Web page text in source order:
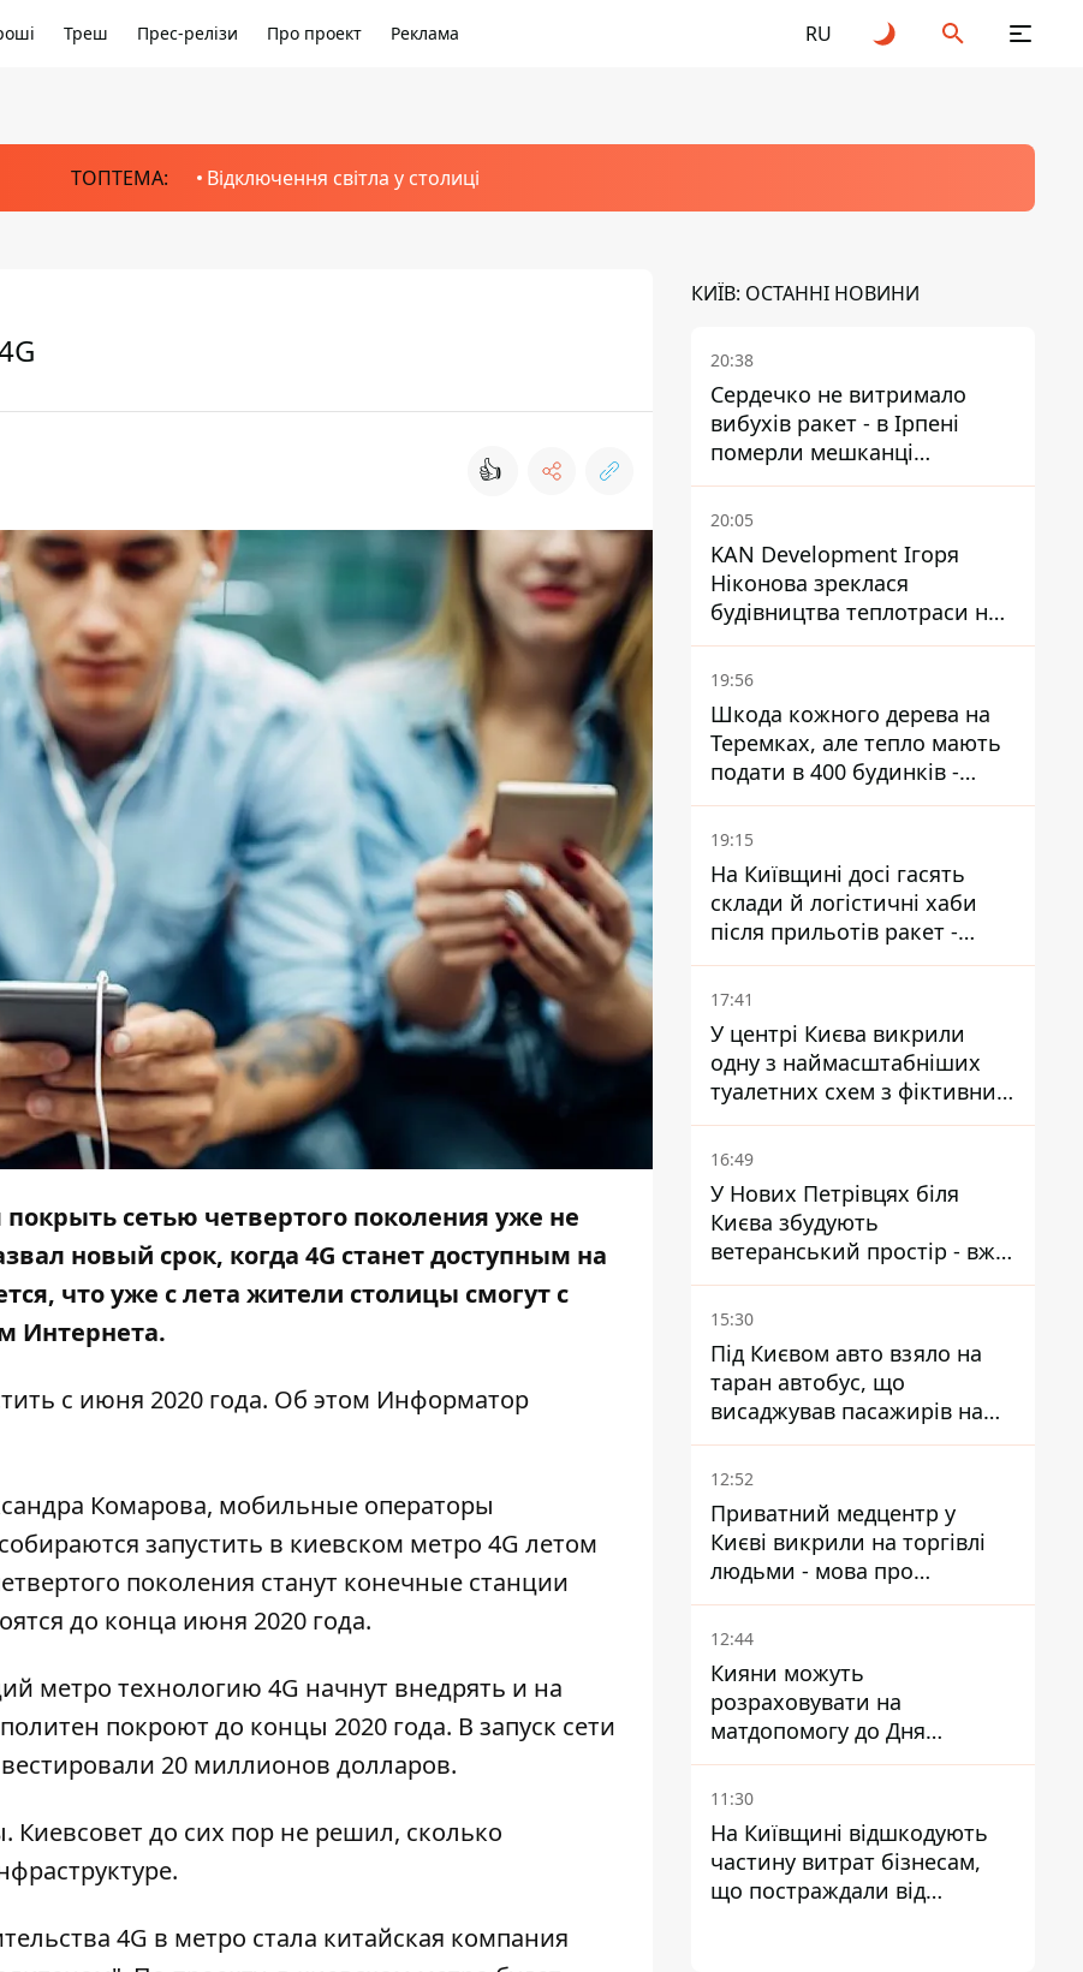
Треш Прес-релізи Про проект Реклама RU
ТОПТЕМА: Відключення світла у столиці
👍
сетью четвертого поколения уже не
новый срок, когда 4G станет доступным на
что уже с лета жители столицы смогут с
Интернета.
с июня 2020 года. Об этом Информатор
Комарова, мобильные операторы
запустить в киевском метро 4G летом
поколения станут конечные станции
до конца июня 2020 года.
метро технологию 4G начнут внедрять и на
покроют до концы 2020 года. В запуск сети
20 миллионов долларов.
Киевсовет до сих пор не решил, сколько
4G в метро стала китайская компания
КИЇВ: ОСТАННІ НОВИНИ
20:38
Сердечко не витримало
вибухів ракет - в Ірпені
померли мешканці
притулку для собак з
інвалідністю
20:05
KAN Development Ігоря
Ніконова зреклася
будівництва теплотраси на
Теремках
19:56
Шкода кожного дерева на
Теремках, але тепло мають
подати в 400 будинків -
депутатка Київради
19:15
На Київщині досі гасять
склади й логістичні хаби
після прильотів ракет -
ДСНС
17:41
У центрі Києва викрили
одну з наймасштабніших
туалетних схем з фіктивним
будинком
16:49
У Нових Петрівцях біля
Києва збудують
ветеранський простір - вже
знайшли проєктанта
15:30
Під Києвом авто взяло на
таран автобус, що
висаджував пасажирів на
зупинці - пасажирка в
лікарні
12:52
Приватний медцентр у
Києві викрили на торгівлі
людьми - мова про
сурогатне материнство
12:44
Кияни можуть
розраховувати на
матдопомогу до Дня
незалежності - кому її
дадуть
11:30
На Київщині відшкодують
частину витрат бізнесам,
що постраждали від